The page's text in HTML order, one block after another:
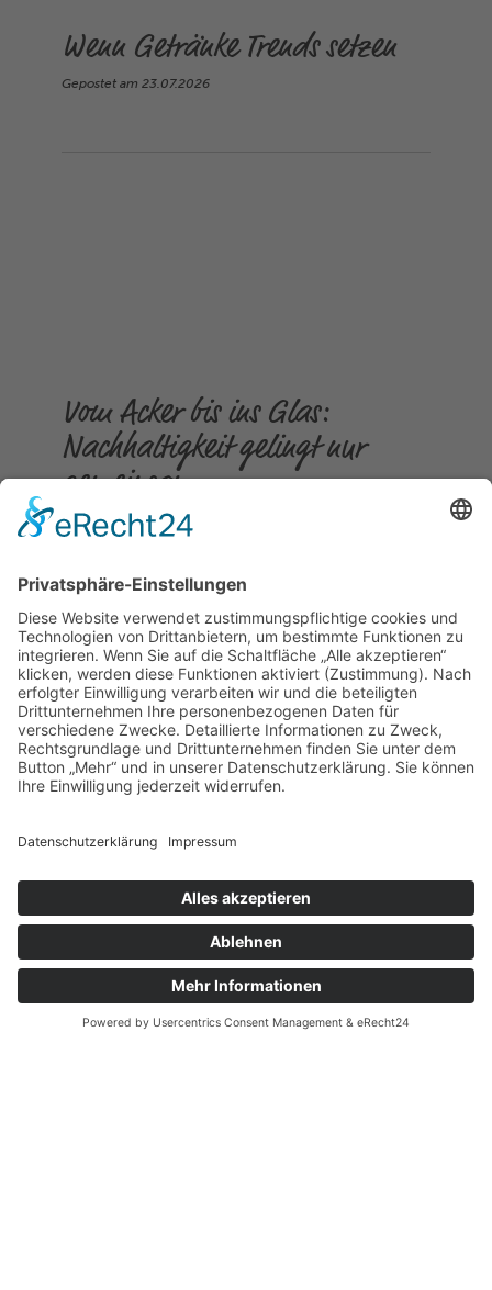
Wenn Getränke Trends setzen
Gepostet am 23.07.2026
Vom Acker bis ins Glas:
Nachhaltigkeit gelingt nur
gemeinsam
Gepostet am23.07.2026